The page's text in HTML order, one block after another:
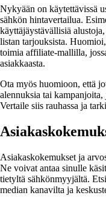
Nykyään on käytettävissä
sähkön hintavertailua.
käyttäjäystävällisiä
listan tarjouksista.
toimia affiliate-mallilla,
asiakkaasta.
Ota myös huomioon, että
alennuksia tai
Vertaile siis rauhassa ja
Asiakaskokemukset ja
Ne voivat antaa sinulle
tietyltä sähkönmyyjältä.
median kanavilta ja